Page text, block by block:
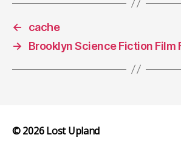
←
cache
→
Brooklyn Science Fiction Film
© 2026Lost Upland